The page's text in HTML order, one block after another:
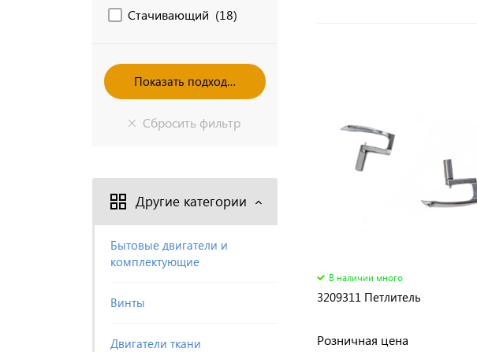
Стачивающий (18)
Другие категории
Бытовые двигатели и
комплектующие
Винты
Двигатели ткани
В наличии много
3209311 Петлитель
Розничная цена